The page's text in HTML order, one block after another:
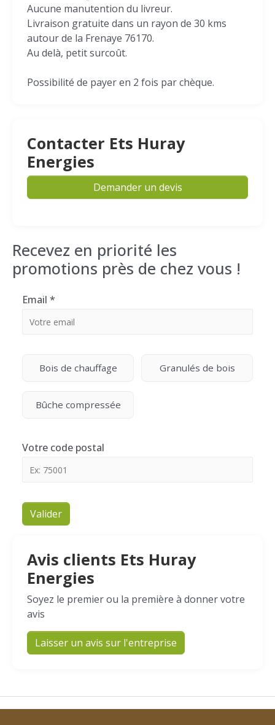
Aucune manutention du livreur.
Livraison gratuite dans un rayon de 30 kms
autour de la Frenaye 76170.
Au delà, petit surcoût.
Possibilité de payer en 2 fois par chèque.
Contacter Ets Huray
Energies
Demander un devis
Recevez en priorité les
promotions près de chez vous !
Email *
Bois de chauffage Granulés de bois
Bûche compressée
Votre code postal
Valider
Avis clients Ets Huray
Energies
Soyez le premier ou la première à donner votre
avis
Laisser un avis sur l'entreprise